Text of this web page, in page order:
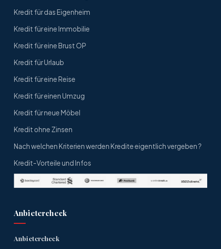
Kredit für das Eigenheim
Kredit für eine Immobilie
Kredit für eine Brust OP
Kredit für Urlaub
Kredit für eine Reise
Kredit für einen Umzug
Kredit für neue Möbel
Kredit ohne Zinsen
Nach welchen Kriterien werden Kredite eigentlich vergeben ?
Kredit-Vorteile und Infos
Anbietercheck
Anbietercheck